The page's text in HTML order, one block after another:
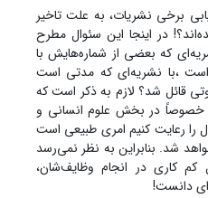
برخی نشریات، به علت تاخیر
در اینجا این سئوال مطرح
که بعضی از شماره‌هایش با
،با نشریه‌ای که مدتی است
قائل شد؟ لازم به ذکر است که
خصوصاً در بخش علوم انسانی و
را رعایت کنیم امری طبیعی است
شد. بنابراین به نظر نمی‌رسد
کم کاری در انجام وظایف‌شان،
دانست!